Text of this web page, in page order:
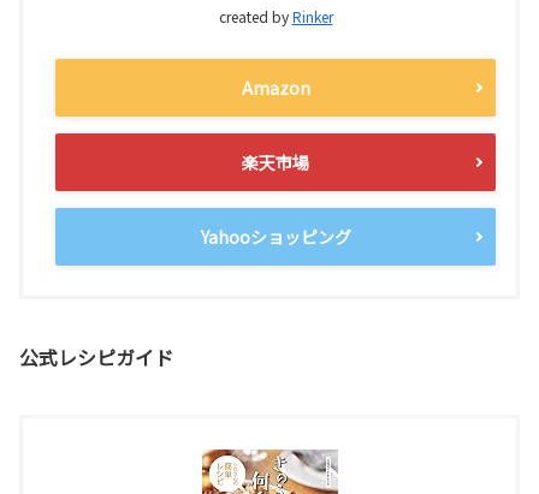
created byRinker
Amazon
楽天市場
Yahooショッピング
公式レシピガイド